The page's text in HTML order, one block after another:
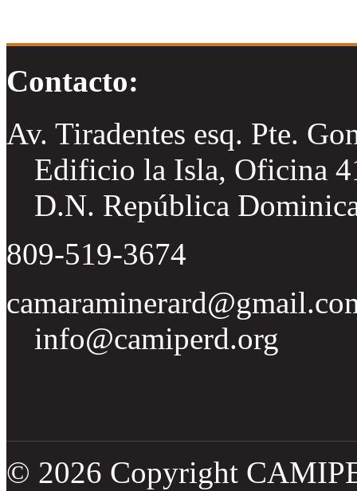
Contacto:
Av. Tiradentes esq. Pte.
Edificio la Isla, Oficina
D.N. República
809-519-3674
info@camiperd.org
© 2026 Copyright